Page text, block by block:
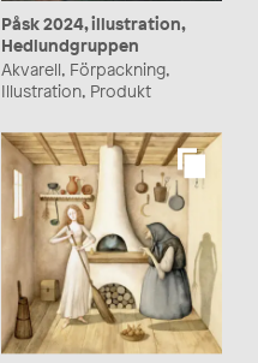
Påsk 2024, illustration,
Hedlundgruppen
Akvarell, Förpackning,
Illustration, Produkt